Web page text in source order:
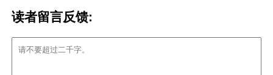
读者留言反馈: